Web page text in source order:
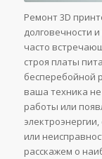
Ремонт 3D
долговечности
часто
строя платы
бесперебойной
ваша техника
работы или
или
расскажем о